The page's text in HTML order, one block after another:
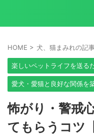
HOME > 犬、猫まみれの記
楽しいペットライフを送る
愛犬・愛猫と良好な関係を
怖がり・警戒
てもらうコツ